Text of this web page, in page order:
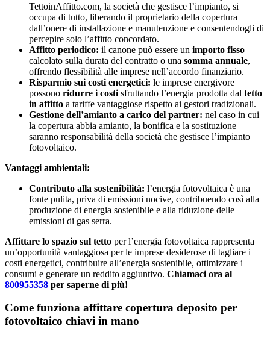
TettoinAffitto.com, la società che gestisce l’impianto, si
occupa di tutto, liberando il proprietario della copertura
dall’onere di installazione e manutenzione e consentendogli di
percepire solo l’affitto concordato.
Affitto periodico: il canone può essere un importo fisso
calcolato sulla durata del contratto o una somma annuale,
offrendo flessibilità alle imprese nell’accordo finanziario.
Risparmio sui costi energetici: le imprese energivore
possono ridurre i costi sfruttando l’energia prodotta dal tetto
in affitto a tariffe vantaggiose rispetto ai gestori tradizionali.
Gestione dell’amianto a carico del partner: nel caso in cui
la copertura abbia amianto, la bonifica e la sostituzione
saranno responsabilità della società che gestisce l’impianto
fotovoltaico.
Vantaggi ambientali:
Contributo alla sostenibilità: l’energia fotovoltaica è una
fonte pulita, priva di emissioni nocive, contribuendo così alla
produzione di energia sostenibile e alla riduzione delle
emissioni di gas serra.
Affittare lo spazio sul tetto per l’energia fotovoltaica rappresenta
un’opportunità vantaggiosa per le imprese desiderose di tagliare i
costi energetici, contribuire all’energia sostenibile, ottimizzare i
consumi e generare un reddito aggiuntivo. Chiamaci ora al
800955358 per saperne di più!
Come funziona affittare copertura deposito per
fotovoltaico chiavi in mano